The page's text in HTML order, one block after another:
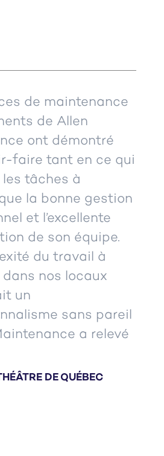
de maintenance
de Allen
ont démontré
faire tant en ce qui
tâches à
la bonne gestion
et l’excellente
de son équipe.
du travail à
nos locaux
un
sans pareil
a relevé
DE QUÉBEC